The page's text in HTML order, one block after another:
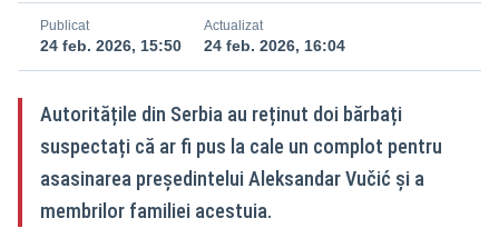
Publicat
24 feb. 2026, 15:50
Actualizat
24 feb. 2026, 16:04
Autoritățile din Serbia au reținut doi bărbați
suspectați că ar fi pus la cale un complot pentru
asasinarea președintelui Aleksandar Vučić și a
membrilor familiei acestuia.